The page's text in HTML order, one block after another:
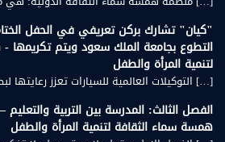
"كيان" تشارك بركن تعريفي في الحفل
التطوع بجامعة الملك سعود ويتم تكريمها
لتنمية المرأة والطفل
[…] التوكيلات العالمية للسيارات تعزز رعايتها
الفصل الثالث: المدرسة بين التربية
همسة سماء الثقافة لتنمية المرأة والطفل